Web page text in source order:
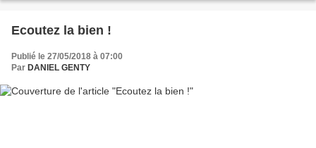
Ecoutez la bien !
Publié le 27/05/2018 à 07:00
Par DANIEL GENTY